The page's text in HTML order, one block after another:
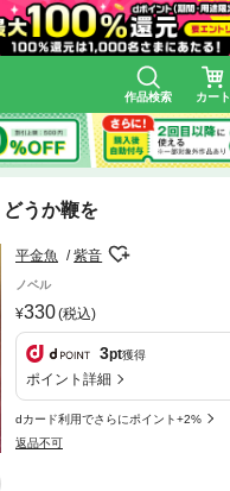
作品検索 カート
うか鞭を
平金魚 紫音
ノベル
330(税込)
3pt獲得
ポイント詳細
dカード利用でさらにポイント+2%
返品不可